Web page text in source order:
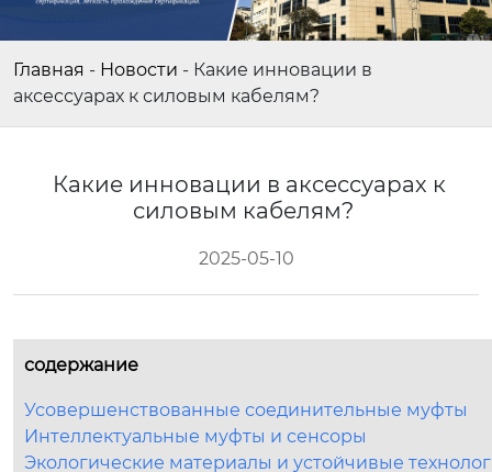
Главная - Новости - Какие инновации в
аксессуарах к силовым кабелям?
Какие инновации в аксессуарах к
силовым кабелям?
2025-05-10
содержание
Усовершенствованные соединительные муфты
Интеллектуальные муфты и сенсоры
Экологические материалы и устойчивые